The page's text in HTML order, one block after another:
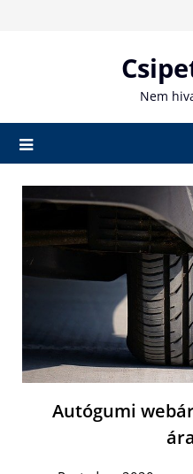
Nem
Autógumi